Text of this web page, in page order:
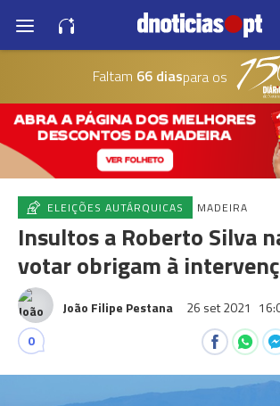
Faltam 66 diaspara os
ELEIÇÕES AUTÁRQUICAS MADEIRA
Insultos a Roberto Silva
votar obrigam à
João Filipe Pestana 26 set 2021
0